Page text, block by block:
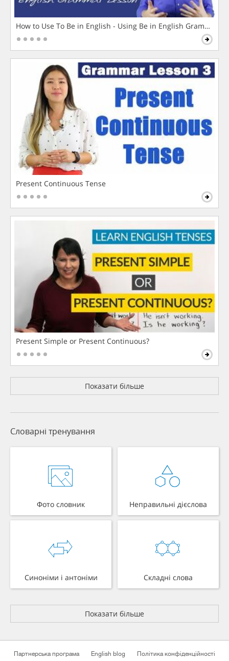
How to Use To Be in English - Using Be in English Grammar
Present Continuous Tense
Present Simple or Present Continuous?
Показати більше
Словарні тренування
Фото словник Неправильні дієслова
Синоніми і антоніми Складні слова
Показати більше
Партнерська програма English blog Політика конфіденційності